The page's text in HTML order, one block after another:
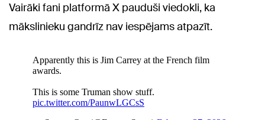
Vairāki fani platformā X pauduši viedokli, ka
mākslinieku gandrīz nav iespējams atpazīt.